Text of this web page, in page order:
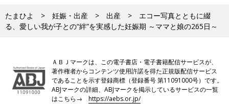
たまひよ 妊娠・出産 出産
エコー写真とともに綴
る、愛しい我が子との“絆”を実感した妊娠期 ～ママと娘の265日～
ＡＢＪマークは、この電子書店・電子書籍配信サービスが、
著作権者からコンテンツ使用許諾を得た正規版配信サービス
であることを示す登録商標（登録番号 第11091000号）です。
ABJマークの詳細、ABJマークを掲示しているサービスの一覧
はこちら→https://aebs.or.jp/